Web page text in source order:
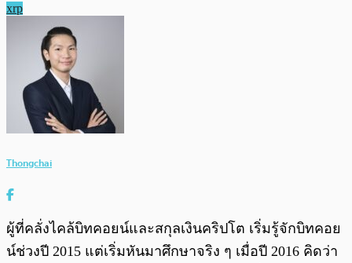
xrp
Thongchai
ผู้ที่คลั่งไคล้บิทคอยน์และสกุลเงินคริปโต เริ่มรู้จักบิทคอย
น์ช่วงปี 2015 แต่เริ่มหันมาศึกษาจริง ๆ เมื่อปี 2016 คิดว่า